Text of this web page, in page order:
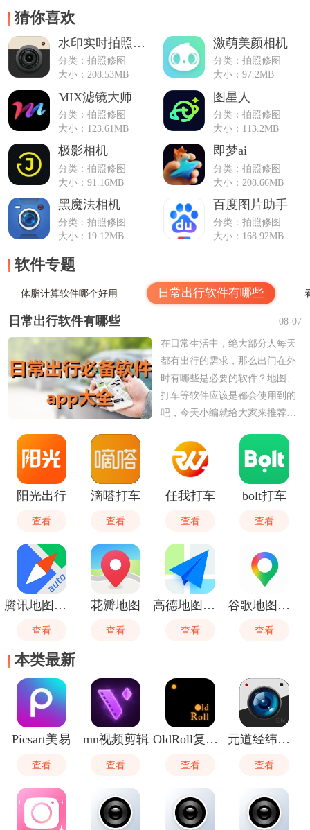
猜你喜欢
水印实时拍照相机
分类：拍照修图
大小：208.53MB
激萌美颜相机
分类：拍照修图
大小：97.2MB
MIX滤镜大师
分类：拍照修图
大小：123.61MB
图星人
分类：拍照修图
大小：113.2MB
极影相机
分类：拍照修图
大小：91.16MB
即梦ai
分类：拍照修图
大小：208.66MB
黑魔法相机
分类：拍照修图
大小：19.12MB
百度图片助手
分类：拍照修图
大小：168.92MB
软件专题
体脂计算软件哪个好用 日常出行软件有哪些
日常出行软件有哪些 08-07
在日常生活中，绝大部分人每天
都有出行的需求，那么出门在外
时有哪些是必要的软件？地图、
打车等软件应该是都会使用到的
吧，今天小编就给大家来推荐一
件，看看有没有需要使用的吧。
阳光出行
查看
滴嗒打车
查看
任我打车
查看
bolt打车
查看
腾讯地图车机版
查看
花瓣地图
查看
高德地图御女茉莉语音包
查看
谷歌地图卫星高清地图
查看
本类最新
Picsart美易
查看
mn视频剪辑
查看
OldRoll复古胶片相机免费版
查看
元道经纬相机
查看